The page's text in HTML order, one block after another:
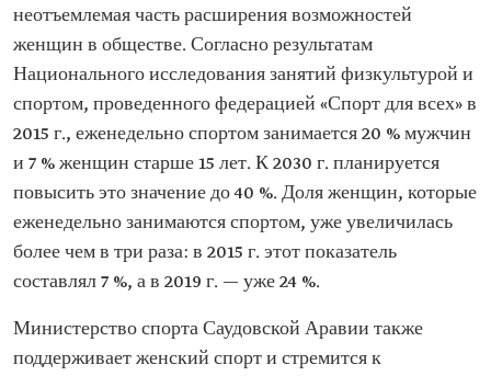
неотъемлемая часть расширения возможностей
женщин в обществе. Согласно результатам
Национального исследования занятий физкультурой и
спортом, проведенного федерацией «Спорт для всех» в
2015 г., еженедельно спортом занимается 20 % мужчин
и 7 % женщин старше 15 лет. К 2030 г. планируется
повысить это значение до 40 %. Доля женщин, которые
еженедельно занимаются спортом, уже увеличилась
более чем в три раза: в 2015 г. этот показатель
составлял 7 %, а в 2019 г. — уже 24 %.
Министерство спорта Саудовской Аравии также
поддерживает женский спорт и стремится к